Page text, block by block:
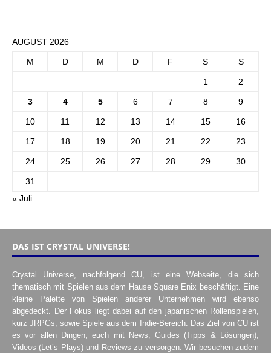
AUGUST 2026
M D M D F S S
1 2
3 4 5 6 7 8 9
10 11 12 13 14 15 16
17 18 19 20 21 22 23
24 25 26 27 28 29 30
31
« Juli
DAS IST CRYSTAL UNIVERSE!
Crystal Universe, nachfolgend CU, ist eine Webseite, die sich
thematisch mit Spielen aus dem Hause Square Enix beschäftigt. Eine
kleine Palette von Spielen anderer Unternehmen wird ebenso
abgedeckt. Der Fokus liegt dabei auf den japanischen Rollenspielen,
kurz JRPGs, sowie Spiele aus dem Indie-Bereich. Das Ziel von CU ist
es vor allen Dingen, euch mit News, Guides (Tipps & Lösungen),
Videos (Let’s Plays) und Reviews zu versorgen. Wir besuchen zudem